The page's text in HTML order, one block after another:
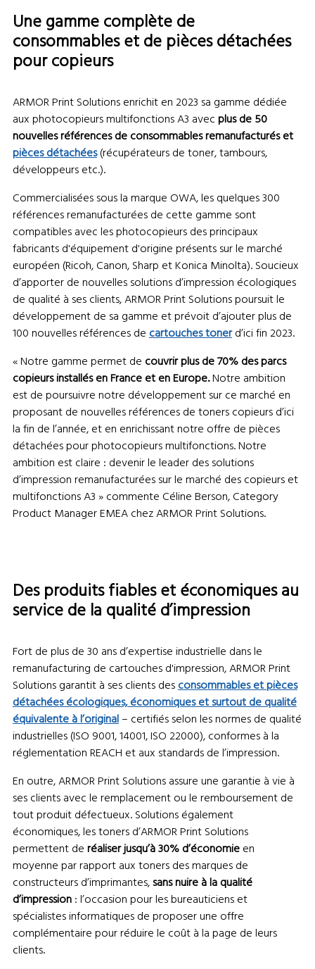
Une gamme complète de
consommables et de pièces détachées
pour copieurs
ARMOR Print Solutions enrichit en 2023 sa gamme dédiée
aux photocopieurs multifonctions A3 avecplus de 50
nouvelles références de consommables remanufacturés et
pièces détachées(récupérateurs de toner, tambours,
développeurs etc.).
Commercialisées sous la marque OWA, les quelques 300
références remanufacturées de cette gamme sont
compatibles avec les photocopieurs des principaux
fabricants d'équipement d'origine présents sur le marché
européen (Ricoh, Canon, Sharp et Konica Minolta). Soucieux
d’apporter de nouvelles solutions d’impression écologiques
de qualité à ses clients, ARMOR Print Solutions poursuit le
développement de sa gamme et prévoit d’ajouter plus de
100 nouvelles références decartouches tonerd’ici fin 2023.
« Notre gamme permet de couvrir plus de 70% des parcs
copieurs installés en France et en Europe.Notre ambition
est de poursuivre notre développement sur ce marché en
proposant de nouvelles références de toners copieurs d’ici
la fin de l’année, et en enrichissant notre offre de pièces
détachées pour photocopieurs multifonctions. Notre
ambition est claire : devenir le leader des solutions
d’impression remanufacturées sur le marché des copieurs et
multifonctions A3 » commente Céline Berson, Category
Product Manager EMEA chez ARMOR Print Solutions.
Des produits fiables et économiques au
service de la qualité d’impression
Fort de plus de 30 ans d’expertise industrielle dans le
remanufacturing de cartouches d'impression, ARMOR Print
Solutions garantit à ses clients desconsommables et pièces
détachées écologiques, économiques et surtout de qualité
équivalente à l’original– certifiés selon les normes de qualité
industrielles (ISO 9001, 14001, ISO 22000), conformes à la
réglementation REACH et aux standards de l’impression.
En outre, ARMOR Print Solutions assure une garantie à vie à
ses clients avec le remplacement ou le remboursement de
tout produit défectueux. Solutions également
économiques, les toners d’ARMOR Print Solutions
permettent deréaliser jusqu’à 30% d’économieen
moyenne par rapport aux toners des marques de
constructeurs d’imprimantes,sans nuire à la qualité
d’impression: l’occasion pour les bureauticiens et
spécialistes informatiques de proposer une offre
complémentaire pour réduire le coût à la page de leurs
clients.